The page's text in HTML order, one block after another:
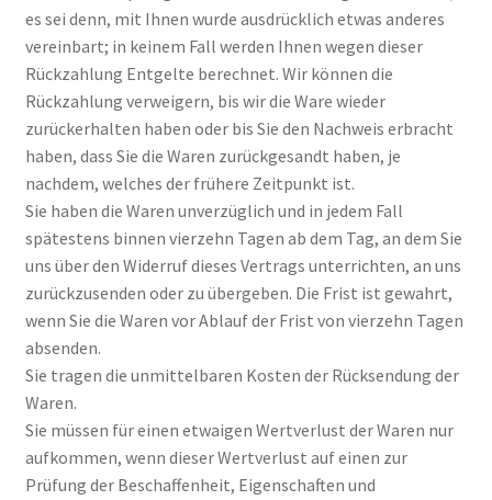
es sei denn, mit Ihnen wurde ausdrücklich etwas anderes
vereinbart; in keinem Fall werden Ihnen wegen dieser
Rückzahlung Entgelte berechnet. Wir können die
Rückzahlung verweigern, bis wir die Ware wieder
zurückerhalten haben oder bis Sie den Nachweis erbracht
haben, dass Sie die Waren zurückgesandt haben, je
nachdem, welches der frühere Zeitpunkt ist.
Sie haben die Waren unverzüglich und in jedem Fall
spätestens binnen vierzehn Tagen ab dem Tag, an dem Sie
uns über den Widerruf dieses Vertrags unterrichten, an uns
zurückzusenden oder zu übergeben. Die Frist ist gewahrt,
wenn Sie die Waren vor Ablauf der Frist von vierzehn Tagen
absenden.
Sie tragen die unmittelbaren Kosten der Rücksendung der
Waren.
Sie müssen für einen etwaigen Wertverlust der Waren nur
aufkommen, wenn dieser Wertverlust auf einen zur
Prüfung der Beschaffenheit, Eigenschaften und